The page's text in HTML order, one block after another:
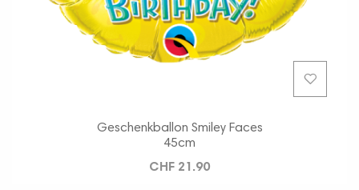
Geschenkballon Smiley Faces
45cm
CHF 21.90